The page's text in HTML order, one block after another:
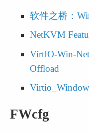
软件之桥：
NetKVM
VirtIO-Win-
Offload
FWcfg